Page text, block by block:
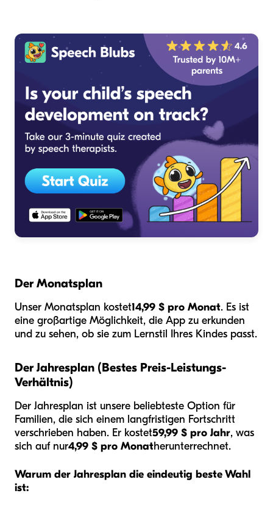
Der Monatsplan
Unser Monatsplan kostet14,99 $ pro Monat. Es ist
eine großartige Möglichkeit, die App zu erkunden
und zu sehen, ob sie zum Lernstil Ihres Kindes passt.
Der Jahresplan (Bestes Preis-Leistungs-
Verhältnis)
Der Jahresplan ist unsere beliebteste Option für
Familien, die sich einem langfristigen Fortschritt
verschrieben haben. Er kostet59,99 $ pro Jahr, was
sich auf nur4,99 $ pro Monatherunterrechnet.
Warum der Jahresplan die eindeutig beste Wahl
ist: